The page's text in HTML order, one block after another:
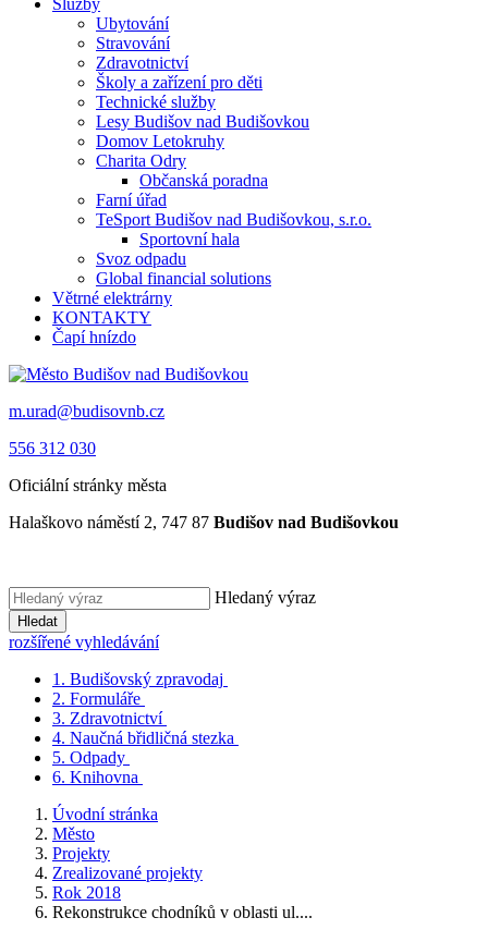
Služby
Ubytování
Stravování
Zdravotnictví
Školy a zařízení pro děti
Technické služby
Lesy Budišov nad Budišovkou
Domov Letokruhy
Charita Odry
Občanská poradna
Farní úřad
TeSport Budišov nad Budišovkou, s.r.o.
Sportovní hala
Svoz odpadu
Global financial solutions
Větrné elektrárny
KONTAKTY
Čapí hnízdo
m.urad@budisovnb.cz
556 312 030
Oficiální stránky města
Halaškovo náměstí 2, 747 87 Budišov nad Budišovkou
Hledaný výraz
Hledat
rozšířené vyhledávání
1. Budišovský zpravodaj
2. Formuláře
3. Zdravotnictví
4. Naučná břidličná stezka
5. Odpady
6. Knihovna
Úvodní stránka
Město
Projekty
Zrealizované projekty
Rok 2018
Rekonstrukce chodníků v oblasti ul....